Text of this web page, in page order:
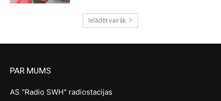
Ielādēt vairāk
PAR MUMS
AS "Radio SWH" radiostacijas